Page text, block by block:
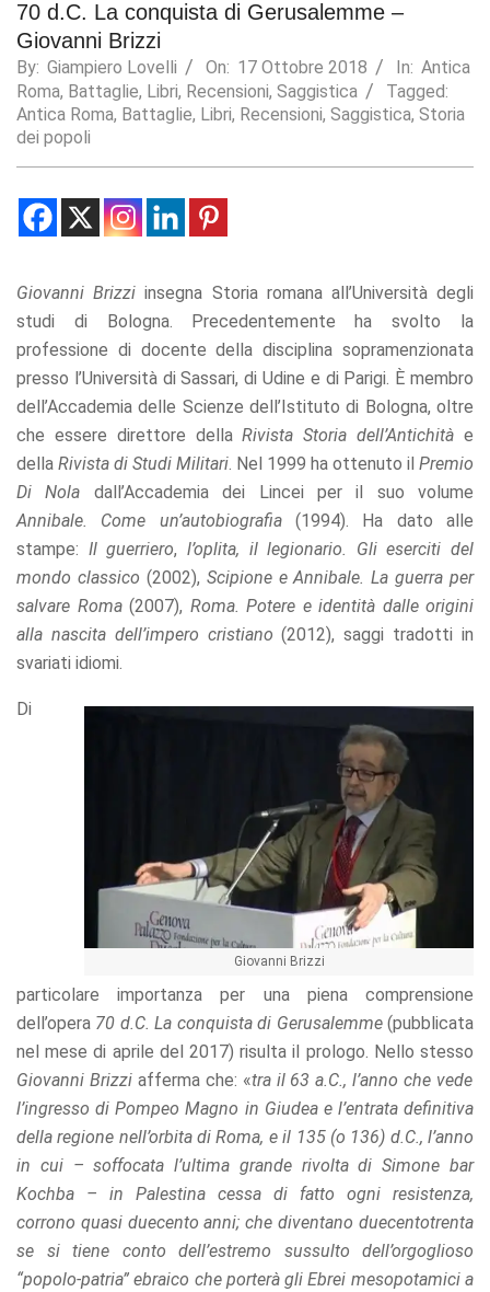
70 d.C. La conquista di Gerusalemme –
Giovanni Brizzi
By: Giampiero Lovelli On: 17 Ottobre 2018 In: Antica
Roma, Battaglie, Libri, Recensioni, Saggistica
Tagged:
Antica Roma, Battaglie, Libri, Recensioni, Saggistica, Storia
dei popoli
Giovanni Brizziinsegna Storia romana all’Università degli
studi di Bologna. Precedentemente ha svolto la
professione di docente della disciplina sopramenzionata
presso l’Università di Sassari, di Udine e di Parigi. È membro
dell’Accademia delle Scienze dell’Istituto di Bologna, oltre
che essere direttore dellaRivista Storia dell’Antichitàe
della Rivista di Studi Militari. Nel 1999 ha ottenuto il Premio
Di Nola dall’Accademia dei Lincei per il suo volume
Annibale. Come un’autobiografia (1994). Ha dato alle
stampe: Il guerriero, l’oplita, il legionario. Gli eserciti del
mondo classico (2002), Scipione e Annibale. La guerra per
salvare Roma (2007), Roma. Potere e identità dalle origini
alla nascita dell’impero cristiano(2012), saggi tradotti in
svariati idiomi.
Giovanni Brizzi
Di
particolare importanza per una piena comprensione
dell’opera 70 d.C. La conquista di Gerusalemme(pubblicata
nel mese di aprile del 2017) risulta il prologo. Nello stesso
Giovanni Brizziafferma che: «tra il 63 a.C., l’anno che vede
l’ingresso di Pompeo Magno in Giudea e l’entrata definitiva
della regione nell’orbita di Roma, e il 135 (o 136) d.C., l’anno
in cui – soffocata l’ultima grande rivolta di Simone bar
Kochba – in Palestina cessa di fatto ogni resistenza,
corrono quasi duecento anni; che diventano duecentotrenta
se si tiene conto dell’estremo sussulto dell’orgoglioso
“popolo-patria” ebraico che porterà gli Ebrei mesopotamici a
Statistics
us to
improve the
website's
functionality
based on
how the
website is
Experience
In order for
our website
to perform
possible
during your
visit. If you
refuse these
cookies,
some
functionality
will
disappear
from the
increase the
personalized
offers.